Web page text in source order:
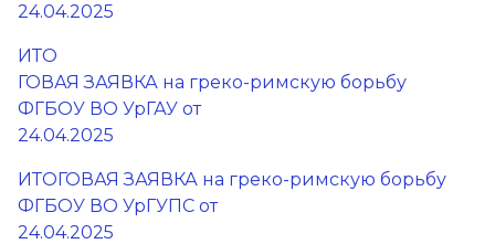
24.04.2025
ИТО
ГОВАЯ ЗАЯВКА на греко-римскую борьбу
ФГБОУ ВО УрГАУ от
24.04.2025
ИТОГОВАЯ ЗАЯВКА на греко-римскую борьбу
ФГБОУ ВО УрГУПС от
24.04.2025